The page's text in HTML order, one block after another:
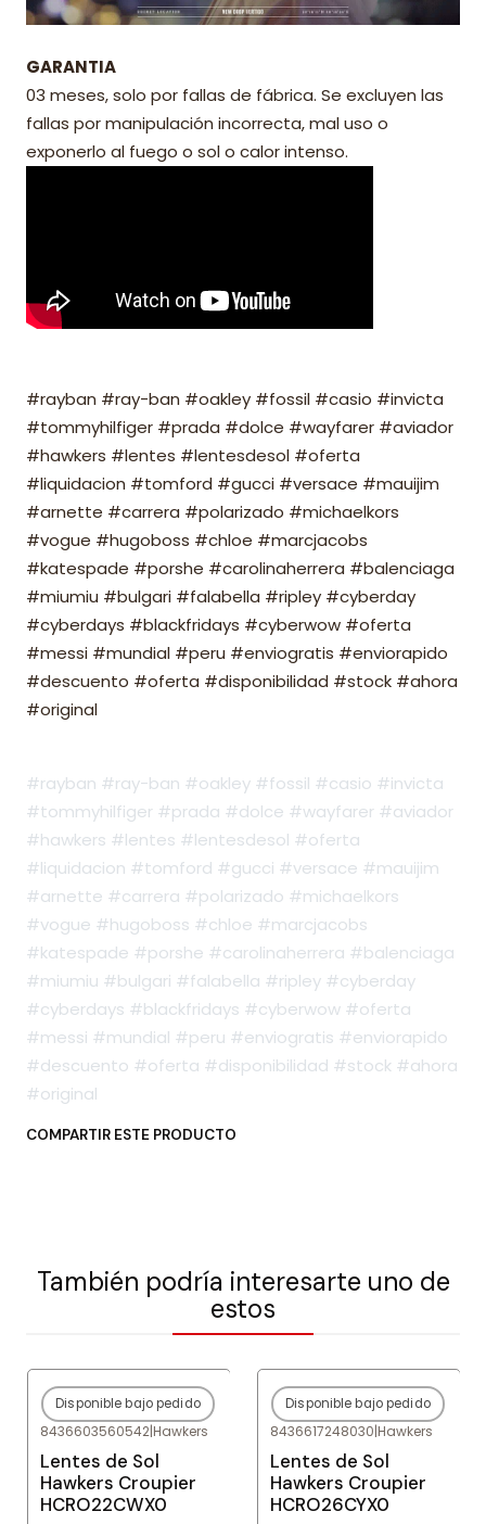
GARANTIA
03 meses, solo por fallas de fábrica. Se excluyen las
fallas por manipulación incorrecta, mal uso o
exponerlo al fuego o sol o calor intenso.
#rayban #ray-ban #oakley #fossil #casio #invicta
#tommyhilfiger #prada #dolce #wayfarer #aviador
#hawkers #lentes #lentesdesol #oferta
#liquidacion #tomford #gucci #versace #mauijim
#arnette #carrera #polarizado #michaelkors
#vogue #hugoboss #chloe #marcjacobs
#katespade #porshe #carolinaherrera #balenciaga
#miumiu #bulgari #falabella #ripley #cyberday
#cyberdays #blackfridays #cyberwow #oferta
#messi #mundial #peru #enviogratis #enviorapido
#descuento #oferta #disponibilidad #stock #ahora
#original
#rayban #ray-ban #oakley #fossil #casio #invicta
#tommyhilfiger #prada #dolce #wayfarer #aviador
#hawkers #lentes #lentesdesol #oferta
#liquidacion #tomford #gucci #versace #mauijim
#arnette #carrera #polarizado #michaelkors
#vogue #hugoboss #chloe #marcjacobs
#katespade #porshe #carolinaherrera #balenciaga
#miumiu #bulgari #falabella #ripley #cyberday
#cyberdays #blackfridays #cyberwow #oferta
#messi #mundial #peru #enviogratis #enviorapido
#descuento #oferta #disponibilidad #stock #ahora
#original
COMPARTIR ESTE PRODUCTO
También podría interesarte uno de
estos
-80%OFF
Agotado
Disponible bajo pedido
8436603560542|Hawkers
Lentes de Sol
Hawkers Croupier
HCRO22CWX0
-80%OFF
Agotado
Disponible bajo pedido
8436617248030|Hawkers
Lentes de Sol
Hawkers Croupier
HCRO26CYX0